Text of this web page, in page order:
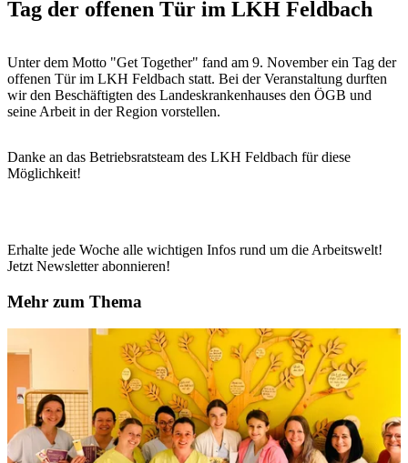
Tag der offenen Tür im LKH Feldbach
Unter dem Motto "Get Together" fand am 9. November ein Tag der
offenen Tür im LKH Feldbach statt. Bei der Veranstaltung durften
wir den Beschäftigten des Landeskrankenhauses den ÖGB und
seine Arbeit in der Region vorstellen.
Danke an das Betriebsratsteam des LKH Feldbach für diese
Möglichkeit!
Erhalte jede Woche alle wichtigen Infos rund um die Arbeitswelt!
Jetzt Newsletter abonnieren!
Mehr zum Thema